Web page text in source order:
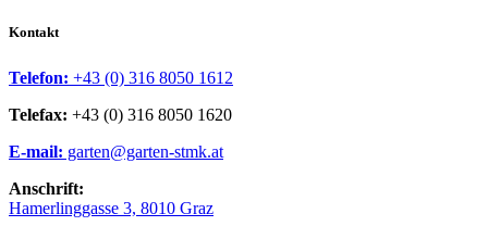
Kontakt
Telefon: +43 (0) 316 8050 1612
Telefax: +43 (0) 316 8050 1620
E-mail: garten@garten-stmk.at
Anschrift:
Hamerlinggasse 3, 8010 Graz